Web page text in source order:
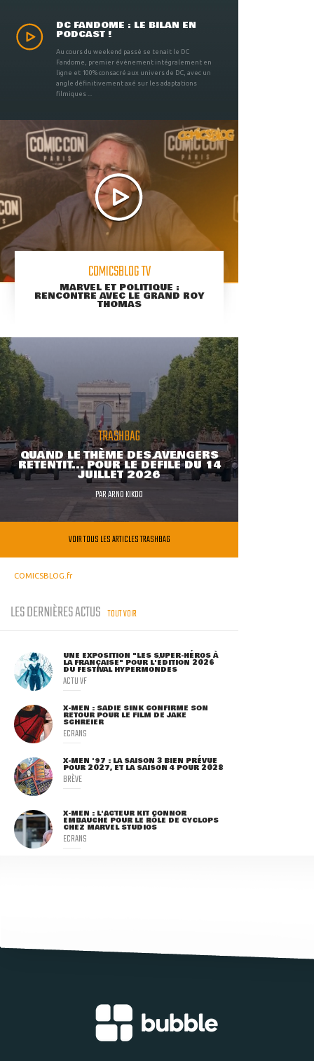
DC FANDOME : LE BILAN EN
PODCAST !
Au cours du weekend passé se tenait le DC
Fandome, premier évènement intégralement en
ligne et 100% consacré aux univers de DC, avec un
angle définitivement axé sur les adaptations
filmiques ...
COMICSBLOG TV
MARVEL ET POLITIQUE :
RENCONTRE AVEC LE GRAND ROY
THOMAS
TRASHBAG
QUAND LE THÈME DES AVENGERS
RETENTIT... POUR LE DÉFILÉ DU 14
JUILLET 2026
PARARNO KIKOO
VOIR TOUS LES ARTICLES TRASHBAG
COMICSBLOG.fr
LES DERNIÈRES ACTUS TOUT VOIR
UNE EXPOSITION "LES SUPER-HÉROS À
LA FRANÇAISE" POUR L'ÉDITION 2026
DU FESTIVAL HYPERMONDES
ACTU VF
X-MEN : SADIE SINK CONFIRME SON
RETOUR POUR LE FILM DE JAKE
SCHREIER
ECRANS
X-MEN '97 : LA SAISON 3 BIEN PRÉVUE
POUR 2027, ET LA SAISON 4 POUR 2028
BRÈVE
X-MEN : L'ACTEUR KIT CONNOR
EMBAUCHÉ POUR LE RÔLE DE CYCLOPS
CHEZ MARVEL STUDIOS
ECRANS